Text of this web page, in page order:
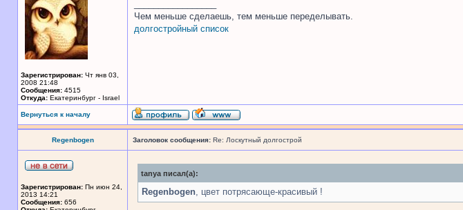
Зарегистрирован: Чт янв 03,
2008 21:48
Сообщения: 4515
Откуда: Екатеринбург - Israel
Чем меньше сделаешь, тем меньше переделывать.
долгостройный список
Вернуться к началу
Regenbogen Заголовок сообщения: Re: Лоскутный долгострой
Зарегистрирован: Пн июн 24,
2013 14:21
Сообщения: 656
tanya писал(а):
Regenbogen, цвет потрясающе-красивый !